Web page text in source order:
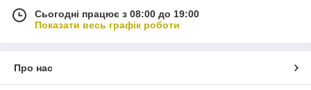
Сьогодні працює з 08:00 до 19:00
Показати весь графік роботи
Про нас